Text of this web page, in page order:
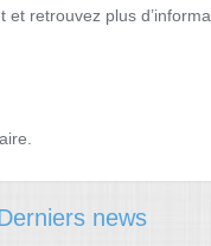
et retrouvez plus
news